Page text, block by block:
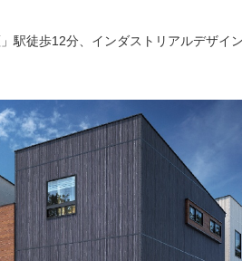
駅徒歩12分、インダストリアルデザイ